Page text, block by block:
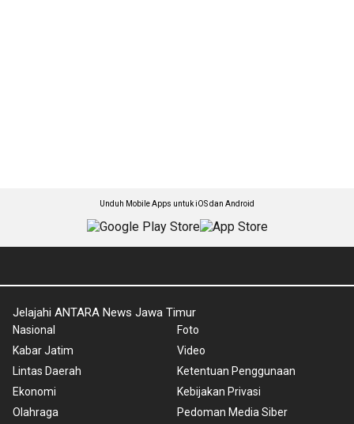
Unduh Mobile Apps untuk iOS dan Android
Jelajahi ANTARA News Jawa Timur
Nasional
Kabar Jatim
Lintas Daerah
Ekonomi
Olahraga
Foto
Video
Ketentuan Penggunaan
Kebijakan Privasi
Pedoman Media Siber